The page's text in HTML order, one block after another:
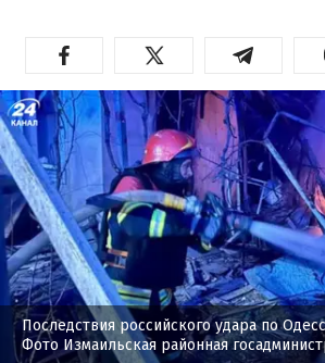
Последствия российского удара по
Фото Измаильская районная